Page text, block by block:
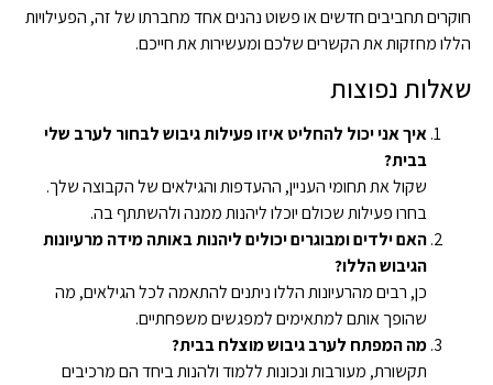
חוקרים תחביבים חדשים או פשוט נהנים אחד מחברתו של זה, הפעילויות
הללו מחזקות את הקשרים שלכם ומעשירות את חייכם.
שאלות נפוצות
איך אני יכול להחליט איזו פעילות גיבוש לבחור לערב שלי
בבית?
שקול את תחומי העניין, ההעדפות והגילאים של הקבוצה שלך.
בחרו פעילות שכולם יוכלו ליהנות ממנה ולהשתתף בה.
האם ילדים ומבוגרים יכולים ליהנות באותה מידה מרעיונות
הגיבוש הללו?
כן, רבים מהרעיונות הללו ניתנים להתאמה לכל הגילאים, מה
שהופך אותם למתאימים למפגשים משפחתיים.
מה המפתח לערב גיבוש מוצלח בבית?
תקשורת, מעורבות ונכונות ללמוד ולהנות ביחד הם מרכיבים